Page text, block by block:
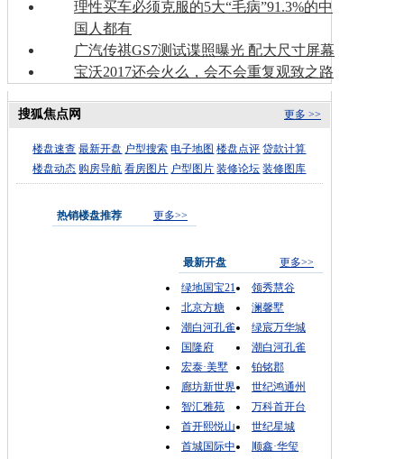
理性买车必须克服的5大“毛病”91.3%的中
国人都有
广汽传祺GS7测试谍照曝光 配大尺寸屏幕
宝沃2017还会火么，会不会重复观致之路
更多 >>
搜狐焦点网
楼盘速查 最新开盘 户型搜索 电子地图 楼盘点评 贷款计算
楼盘动态 购房导航 看房图片 户型图片 装修论坛 装修图库
热销楼盘推荐 更多>>
最新开盘
更多>>
绿地国宝21
领秀慧谷
北京方糖
澜馨墅
潮白河孔雀
绿宸万华城
国隆府
潮白河孔雀
宏泰·美墅
铂铭郡
廊坊新世界
世纪鸿通州
智汇雅苑
万科首开台
首开熙悦山
世纪星城
首城国际中
顺鑫·华玺